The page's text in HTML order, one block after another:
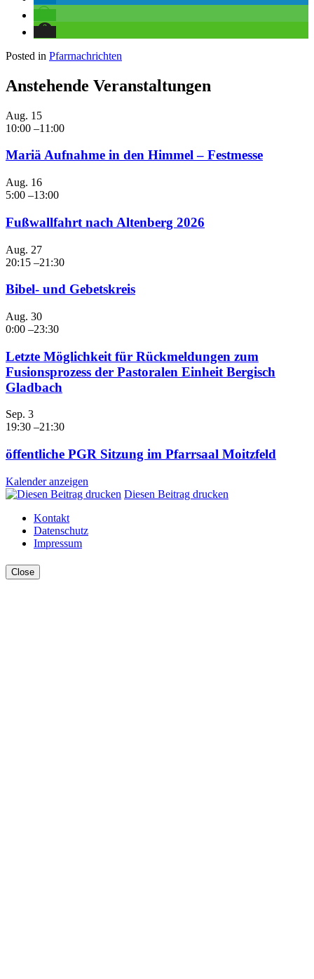
Posted in Pfarrnachrichten
Anstehende Veranstaltungen
Aug. 15
10:00 –11:00
Mariä Aufnahme in den Himmel – Festmesse
Aug. 16
5:00 –13:00
Fußwallfahrt nach Altenberg 2026
Aug. 27
20:15 –21:30
Bibel- und Gebetskreis
Aug. 30
0:00 –23:30
Letzte Möglichkeit für Rückmeldungen zum
Fusionsprozess der Pastoralen Einheit Bergisch
Gladbach
Sep. 3
19:30 –21:30
öffentliche PGR Sitzung im Pfarrsaal Moitzfeld
Kalender anzeigen
Diesen Beitrag drucken
Kontakt
Datenschutz
Impressum
Close